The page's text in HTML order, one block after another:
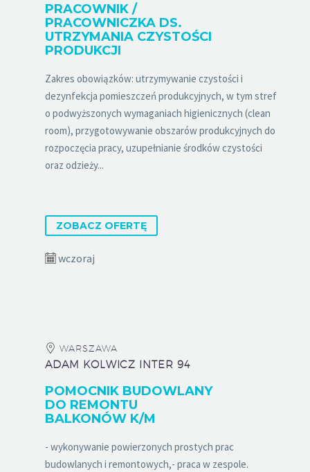
PRACOWNIK /
PRACOWNICZKA DS.
UTRZYMANIA CZYSTOŚCI
PRODUKCJI
Zakres obowiązków: utrzymywanie czystości i
dezynfekcja pomieszczeń produkcyjnych, w tym stref
o podwyższonych wymaganiach higienicznych (clean
room), przygotowywanie obszarów produkcyjnych do
rozpoczęcia pracy, uzupełnianie środków czystości
oraz odzieży...
ZOBACZ OFERTĘ
wczoraj
WARSZAWA
ADAM KOLWICZ INTER 94
POMOCNIK BUDOWLANY
DO REMONTU
BALKONÓW K/M
- wykonywanie powierzonych prostych prac
budowlanych i remontowych,- praca w zespole.